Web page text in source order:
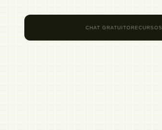
CHAT GRATUITORECURSOS